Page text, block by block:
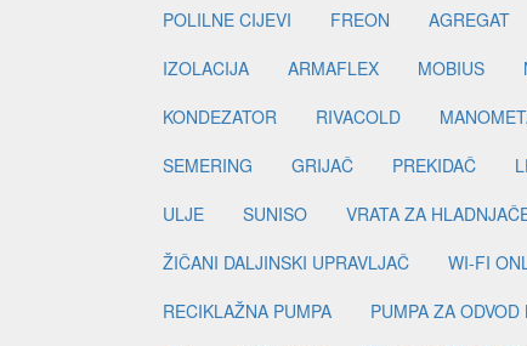
POLILNE CIJEVI
FREON AGREGAT
IZOLACIJA
ARMAFLEX MOBIUS
KONDEZATOR
RIVACOLD
SEMERING
GRIJAČ PREKIDAČ
ULJE
SUNISO VRATA ZA
ŽIČANI DALJINSKI UPRAVLJAČ
WI-FI
RECIKLAŽNA PUMPA
PUMPA ZA ODVOD